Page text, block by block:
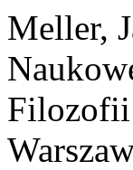
Meller,
Filozofii